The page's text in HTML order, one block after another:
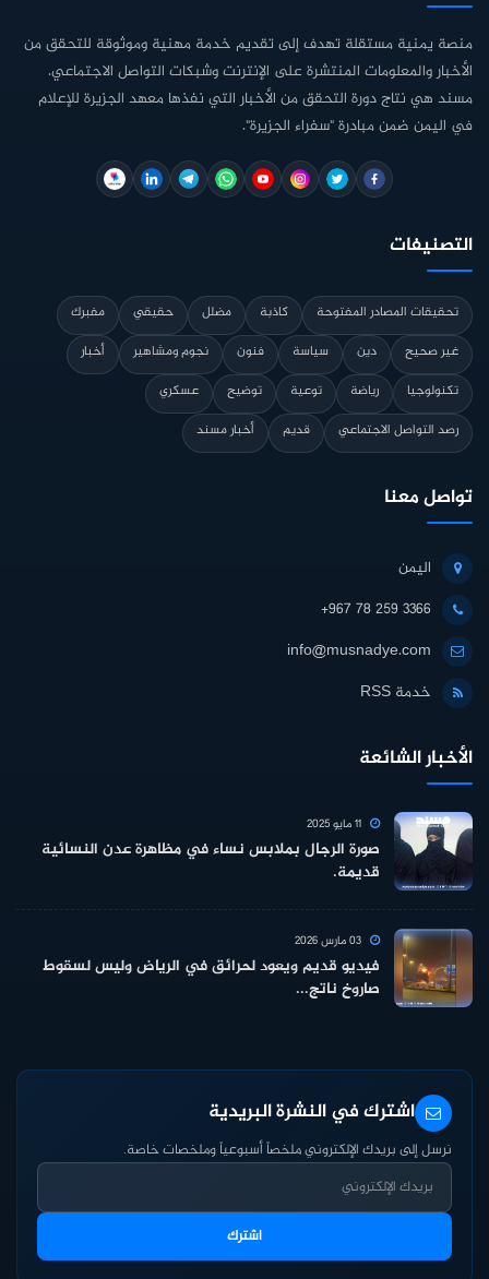
منصة يمنية مستقلة تهدف إلى تقديم خدمة مهنية وموثوقة للتحقق من
الأخبار والمعلومات المنتشرة على الإنترنت وشبكات التواصل الاجتماعي.
مسند هي نتاج دورة التحقق من الأخبار التي نفذها معهد الجزيرة للإعلام
في اليمن ضمن مبادرة "سفراء الجزيرة".
التصنيفات
تحقيقات المصادر المفتوحة كاذبة مضلل حقيقي
مفبرك
غير صحيح
دين سياسة فنون نجوم ومشاهير
أخبار
تكنولوجيا
رياضة توعية توضيح
عسكري
رصد التواصل الاجتماعي
قديم أخبار مسند
تواصل معنا
اليمن
+967 78 259 3366
info@musnadye.com
خدمة RSS
الأخبار الشائعة
صورة الرجال بملابس نساء في مظاهرة عدن النسائية
قديمة.
فيديو قديم ويعود لحرائق في الرياض وليس لسقوط
صاروخ ناتج...
اشترك في النشرة البريدية
نرسل إلى بريدك الإلكتروني ملخصاً أسبوعياً وملخصات خاصة.
اشترك